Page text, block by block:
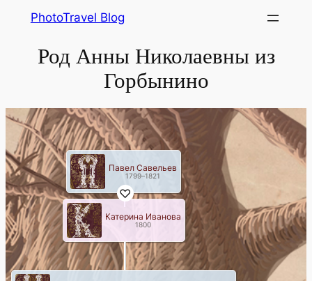
content
PhotoTravel Blog
Род Анны Николаевны из
Горбынино
Павел Савельев
1799–1821
Катерина Иванова
1800